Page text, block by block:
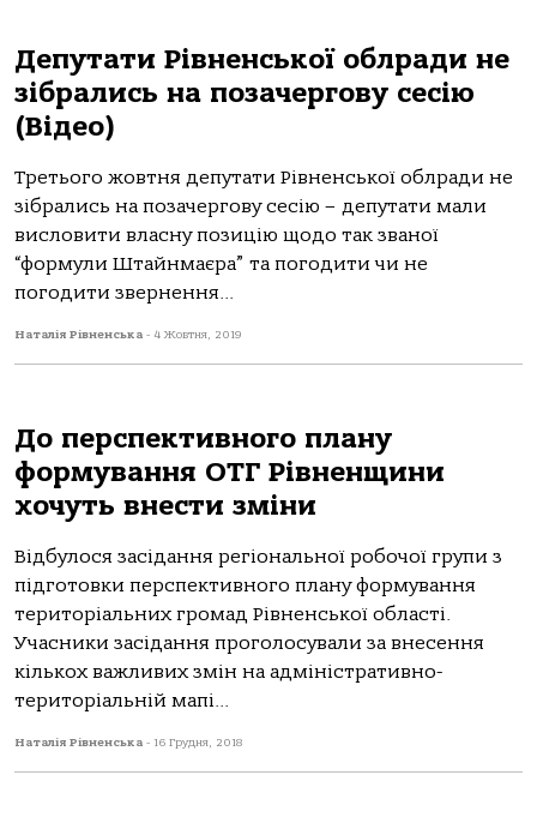
Депутати Рівненської облради не
зібрались на позачергову сесію
(Відео)
Третього жовтня депутати Рівненської облради не
зібрались на позачергову сесію – депутати мали
висловити власну позицію щодо так званої
“формули Штайнмаєра” та погодити чи не
погодити звернення...
Наталія Рівненська - 4 Жовтня, 2019
До перспективного плану
формування ОТГ Рівненщини
хочуть внести зміни
Відбулося засідання регіональної робочої групи з
підготовки перспективного плану формування
територіальних громад Рівненської області.
Учасники засідання проголосували за внесення
кількох важливих змін на адміністративно-
територіальній мапі...
Наталія Рівненська - 16 Грудня, 2018